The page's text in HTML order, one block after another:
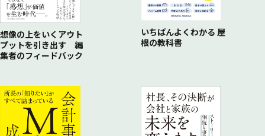
13 ＩｏＴ時代の生き方
14 ＩｏＴで、未来は必ず便利になる
第1章まとめ
想像の上をいくアウト
プットを引き出す 編
集者のフィードバック
いちばんよくわかる 屋
根の教科書